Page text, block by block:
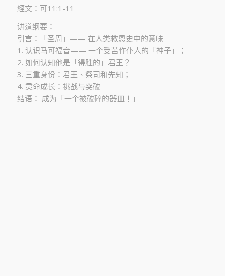
經文：可11:1-11
讲道纲要：
引言：「圣周」—— 在人类救恩史中的意味
1. 认识马可福音—— 一个受苦作仆人的「神子」；
2. 如何认知他是「得胜的」君王？
3. 三重身份：君王、祭司和先知；
4. 灵命成长：挑战与突破
结语： 成为「一个被破碎的器皿！」